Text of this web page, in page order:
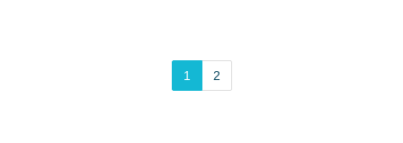
1 2